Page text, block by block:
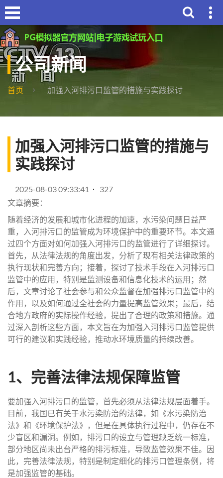
公司新闻
首页 加强入河排污口监管的措施与实践探讨
加强入河排污口监管的措施与
实践探讨
2025-08-03 09:33:41
327
文章摘要：
随着经济的发展和城市化进程的加速，水污染问题日益严
重，入河排污口的监管成为环境保护中的重要环节。本文通
过四个方面对如何加强入河排污口的监管进行了详细探讨。
首先，从法律法规的角度出发，分析了现有相关法律政策的
执行现状和完善方向；接着，探讨了技术手段在入河排污口
监管中的应用，特别是监测设备和信息化技术的运用；然
后，文章讨论了社会参与和公众监督在加强排污口监管中的
作用，以及如何通过全社会的力量提高监管效果；最后，结
合地方政府的实际操作经验，提出了合理的政策和措施。通
过深入剖析这些方面，本文旨在为加强入河排污口监管提供
可行的建议和实践经验，推动水环境质量的持续改善。
1、完善法律法规保障监管
要加强入河排污口的监管，首先必须从法律法规层面着手。
目前，我国已有关于水污染防治的法律，如《水污染防治
法》和《环境保护法》，但是在具体执行过程中，仍存在不
少盲区和漏洞。例如，排污口的设立与管理缺乏统一标准，
部分地区尚未出台严格的排污标准，导致监管效果不佳。因
此，完善法律法规，特别是制定细化的排污口管理条例，将
是加强监管的基础。